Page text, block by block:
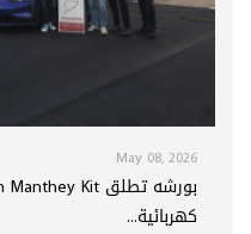
May 08, 2026
كهربائية...